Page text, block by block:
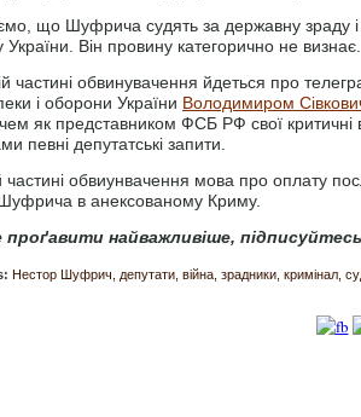
що Шуфрича судять за державну зраду і
України. Він провину категорично не визнає.
частині обвинувачення йдеться про
і оборони України Володимиром
як представником ФСБ РФ свої
певні депутатські запити.
частині обвиунвачення мова про оплату
в анексованому Криму.
найважливіше,
Нестор Шуфрич депутати війна зрадники кримінал